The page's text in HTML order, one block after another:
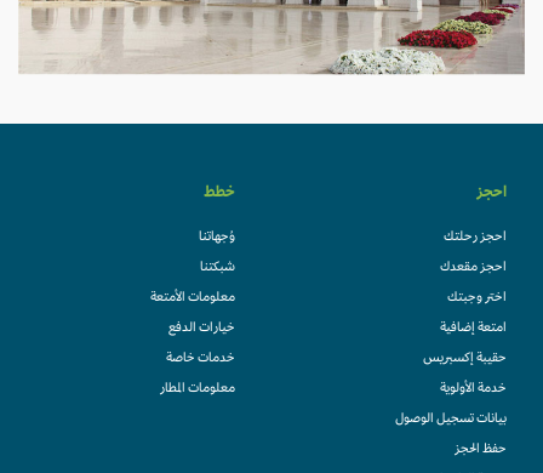
احجز
احجز رحلتك
احجز مقعدك
اختر وجبتك
امتعة إضافية
حقيبة إكسبريس
خدمة الأولوية
بيانات تسجيل الوصول
حفظ الحجز
خطط
وُجهاتنا
شبكتنا
معلومات الأمتعة
خيارات الدفع
خدمات خاصة
معلومات المطار